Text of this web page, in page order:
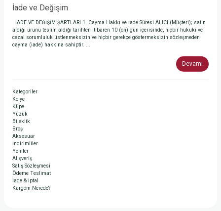
İade ve Değişim
İADE VE DEĞİŞİM ŞARTLARI 1. Cayma Hakkı ve İade Süresi ALICI (Müşteri); satın
aldığı ürünü teslim aldığı tarihten itibaren 10 (on) gün içerisinde, hiçbir hukuki ve
cezai sorumluluk üstlenmeksizin ve hiçbir gerekçe göstermeksizin sözleşmeden
cayma (iade) hakkına sahiptir. ...
Devamı
Kategoriler
Kolye
Küpe
Yüzük
Bileklik
Broş
Aksesuar
İndirimliler
Yeniler
Alışveriş
Satış Sözleşmesi
Ödeme Teslimat
İade & İptal
Kargom Nerede?